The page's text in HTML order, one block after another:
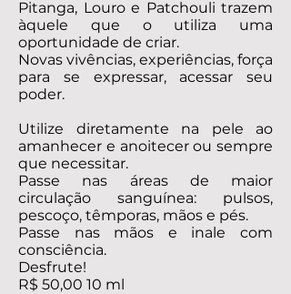
Pitanga, Louro e Patchouli trazem
àquele que o utiliza uma
oportunidade de criar.
Novas vivências, experiências, força
para se expressar, acessar seu
poder.
Utilize diretamente na pele ao
amanhecer e anoitecer ou sempre
que necessitar.
Passe nas áreas de maior
circulação sanguínea: pulsos,
pescoço, têmporas, mãos e pés.
Passe nas mãos e inale com
consciência.
Desfrute!
R$ 50,00 10 ml